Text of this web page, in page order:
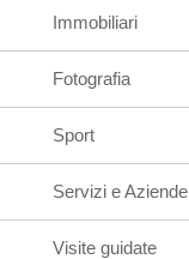
Immobiliari
Fotografia
Sport
Servizi e Aziende
Visite guidate